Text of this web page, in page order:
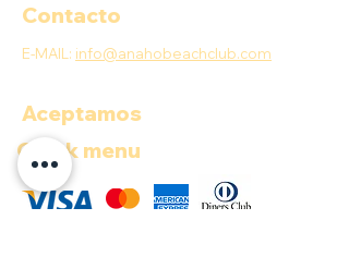
Contacto
E-MAIL: info@anahobeachclub.com
Aceptamos
Quick menu